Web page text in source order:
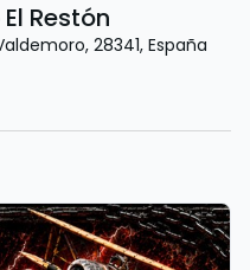
Restón
, 28341, España